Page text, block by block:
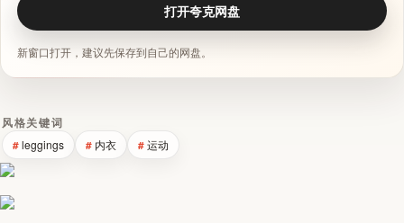
打开夸克网盘
新窗口打开，建议先保存到自己的网盘。
风格关键词
leggings 内衣 运动